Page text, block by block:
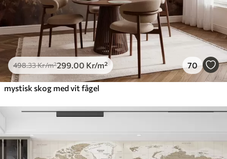
498.33Kr/m²299 .00 Kr/m² 70
mystisk skog med vit fågel